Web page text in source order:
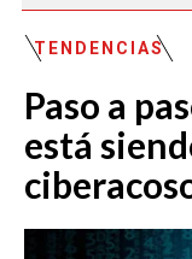
TENDENCIAS
Paso a
está